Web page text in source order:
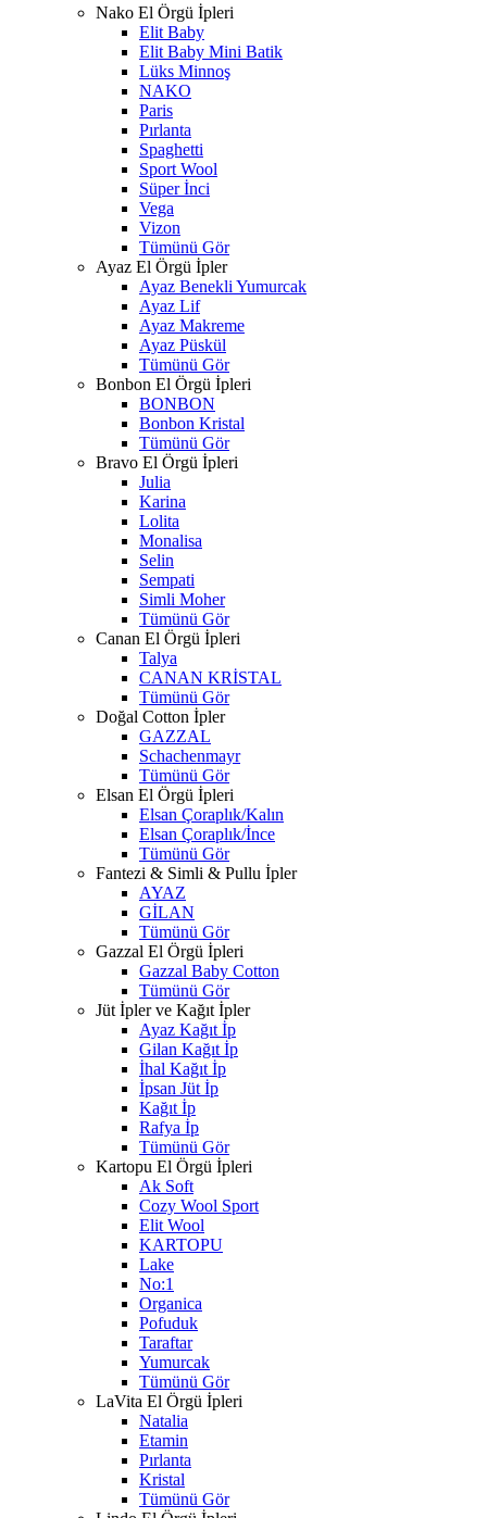
Nako El Örgü İpleri
Elit Baby
Elit Baby Mini Batik
Lüks Minnoş
NAKO
Paris
Pırlanta
Spaghetti
Sport Wool
Süper İnci
Vega
Vizon
Tümünü Gör
Ayaz El Örgü İpler
Ayaz Benekli Yumurcak
Ayaz Lif
Ayaz Makreme
Ayaz Püskül
Tümünü Gör
Bonbon El Örgü İpleri
BONBON
Bonbon Kristal
Tümünü Gör
Bravo El Örgü İpleri
Julia
Karina
Lolita
Monalisa
Selin
Sempati
Simli Moher
Tümünü Gör
Canan El Örgü İpleri
Talya
CANAN KRİSTAL
Tümünü Gör
Doğal Cotton İpler
GAZZAL
Schachenmayr
Tümünü Gör
Elsan El Örgü İpleri
Elsan Çoraplık/Kalın
Elsan Çoraplık/İnce
Tümünü Gör
Fantezi & Simli & Pullu İpler
AYAZ
GİLAN
Tümünü Gör
Gazzal El Örgü İpleri
Gazzal Baby Cotton
Tümünü Gör
Jüt İpler ve Kağıt İpler
Ayaz Kağıt İp
Gilan Kağıt İp
İhal Kağıt İp
İpsan Jüt İp
Kağıt İp
Rafya İp
Tümünü Gör
Kartopu El Örgü İpleri
Ak Soft
Cozy Wool Sport
Elit Wool
KARTOPU
Lake
No:1
Organica
Pofuduk
Taraftar
Yumurcak
Tümünü Gör
LaVita El Örgü İpleri
Natalia
Etamin
Pırlanta
Kristal
Tümünü Gör